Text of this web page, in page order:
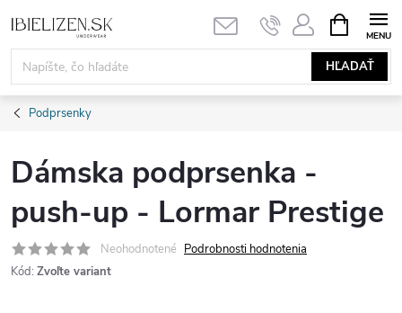
na
obsah
HĽADAŤ
KOŠÍK
Podprsenky
Dámska podprsenka -
push-up - Lormar Prestige
Neohodnotené Podrobnosti hodnotenia
Kód: Zvoľte variant